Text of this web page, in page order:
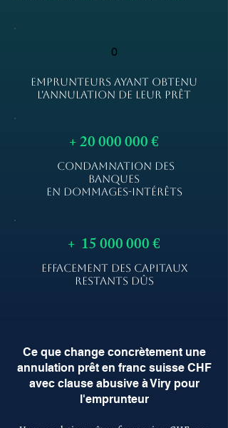
0
EMPRUNTEURS AYANT OBTENU
L'ANNULATION DE LEUR PRÊT
+20 000 000€
CONDAMNATION DES
BANQUES
EN DOMMAGES-INTÉRÊTS
+ 15 000 000€
EFFACEMENT DES CAPITAUX
RESTANTS DÛS
Ce que change concrètement une
annulation prêt en franc suisse CHF
avec clause abusive à Viry pour
l'emprunteur